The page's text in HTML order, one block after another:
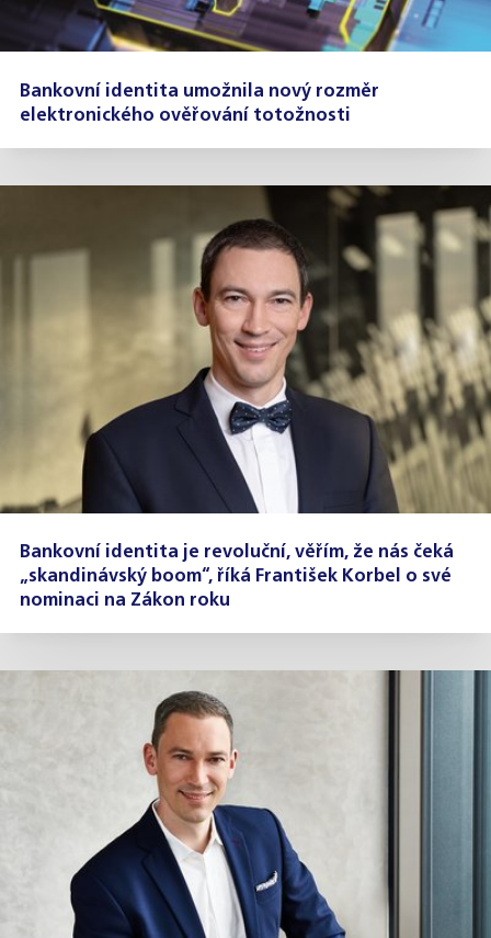
Bankovní identita umožnila nový rozměr
elektronického ověřování totožnosti
Bankovní identita je revoluční, věřím, že nás čeká
„skandinávský boom“, říká František Korbel o své
nominaci na Zákon roku